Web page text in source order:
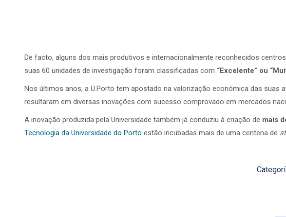
De facto, alguns dos mais produtivos e internacionalmente reconhecidos
suas 60 unidades de investigação foram classificadas com “Excelente” ou
Nos últimos anos, a U.Porto tem apostado na valorização económica das suas
resultaram em diversas inovações com sucesso comprovado em mercados
A inovação produzida pela Universidade também já conduziu à criação de mais
Tecnologia da Universidade do Porto estão incubadas mais de uma centena de